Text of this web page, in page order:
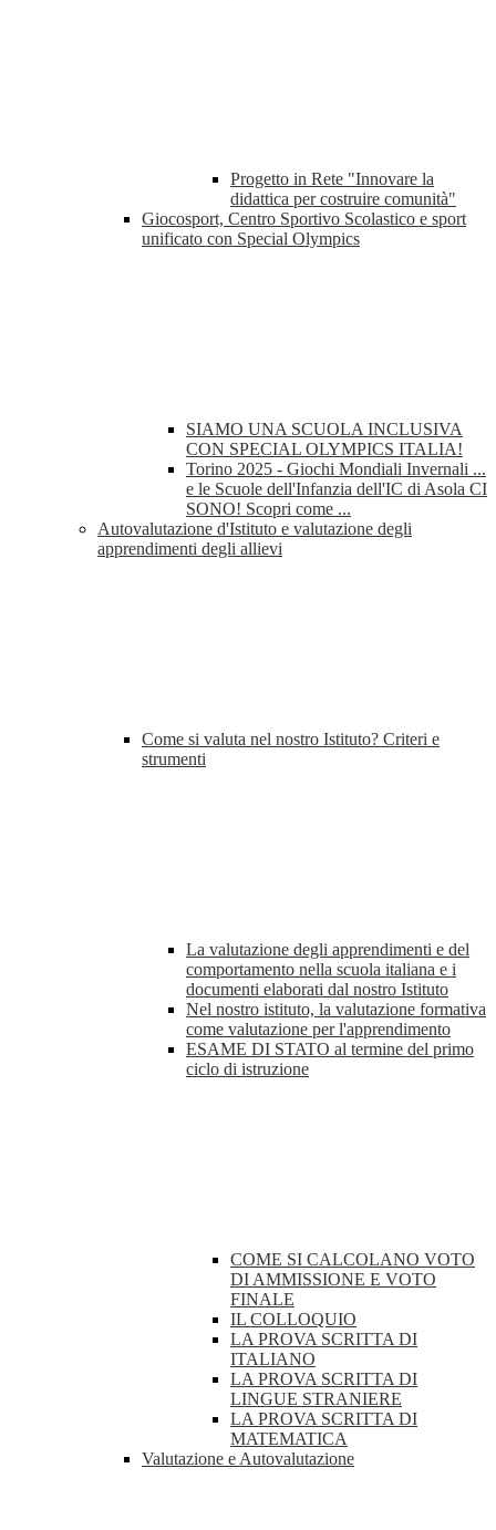
Progetto in Rete "Innovare la
didattica per costruire comunità"
Giocosport, Centro Sportivo Scolastico e sport
unificato con Special Olympics
SIAMO UNA SCUOLA INCLUSIVA
CON SPECIAL OLYMPICS ITALIA!
Torino 2025 - Giochi Mondiali Invernali ...
e le Scuole dell'Infanzia dell'IC di Asola CI
SONO! Scopri come ...
Autovalutazione d'Istituto e valutazione degli
apprendimenti degli allievi
Come si valuta nel nostro Istituto? Criteri e
strumenti
La valutazione degli apprendimenti e del
comportamento nella scuola italiana e i
documenti elaborati dal nostro Istituto
Nel nostro istituto, la valutazione formativa
come valutazione per l'apprendimento
ESAME DI STATO al termine del primo
ciclo di istruzione
COME SI CALCOLANO VOTO
DI AMMISSIONE E VOTO
FINALE
IL COLLOQUIO
LA PROVA SCRITTA DI
ITALIANO
LA PROVA SCRITTA DI
LINGUE STRANIERE
LA PROVA SCRITTA DI
MATEMATICA
Valutazione e Autovalutazione